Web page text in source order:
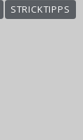
STRICKTIPPS